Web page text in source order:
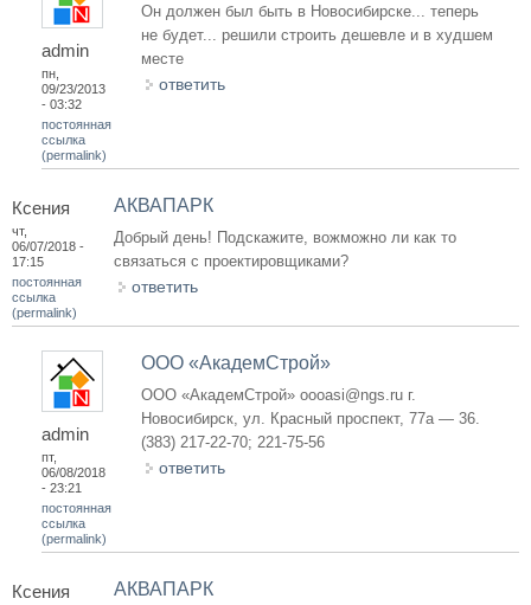
admin
пн,
09/23/2013
- 03:32
постоянная
ссылка
(permalink)
Он должен был быть в Новосибирске... теперь
не будет... решили строить дешевле и в худшем
месте
ответить
Ксения
чт,
06/07/2018 -
17:15
постоянная
ссылка
(permalink)
АКВАПАРК
Добрый день! Подскажите, вожможно ли как то
связаться с проектировщиками?
ответить
admin
пт,
06/08/2018
- 23:21
постоянная
ссылка
(permalink)
ООО «АкадемСтрой»
ООО «АкадемСтрой» oooasi@ngs.ru г.
Новосибирск, ул. Красный проспект, 77а — 36.
(383) 217-22-70; 221-75-56
ответить
Ксения АКВАПАРК